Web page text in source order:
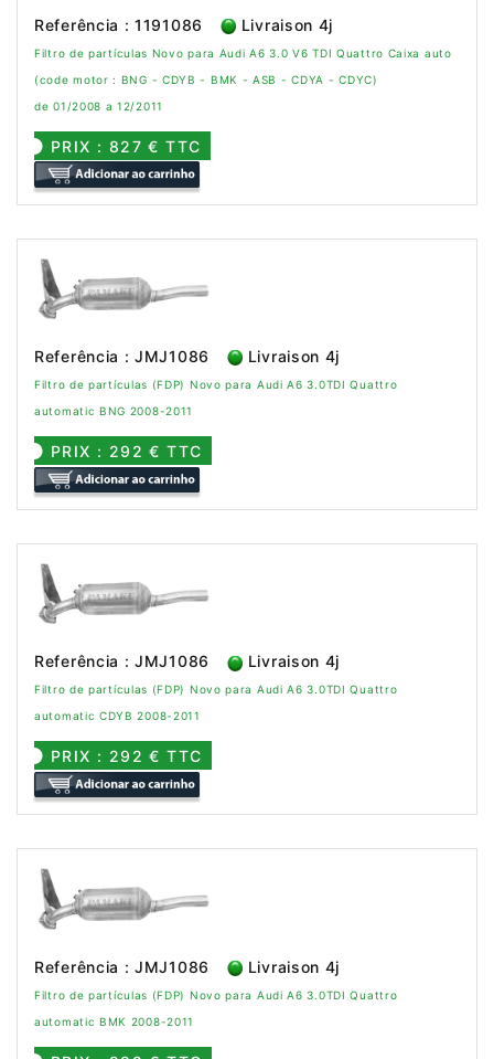
Referência : 1191086 Livraison 4j
Filtro de partículas Novo para Audi A6 3.0 V6 TDI Quattro Caixa auto
(code motor : BNG - CDYB - BMK - ASB - CDYA - CDYC)
de 01/2008 a 12/2011
PRIX : 827 € TTC
Referência : JMJ1086 Livraison 4j
Filtro de partículas (FDP) Novo para Audi A6 3.0TDI Quattro
automatic BNG 2008-2011
PRIX : 292 € TTC
Referência : JMJ1086 Livraison 4j
Filtro de partículas (FDP) Novo para Audi A6 3.0TDI Quattro
automatic CDYB 2008-2011
PRIX : 292 € TTC
Referência : JMJ1086 Livraison 4j
Filtro de partículas (FDP) Novo para Audi A6 3.0TDI Quattro
automatic BMK 2008-2011